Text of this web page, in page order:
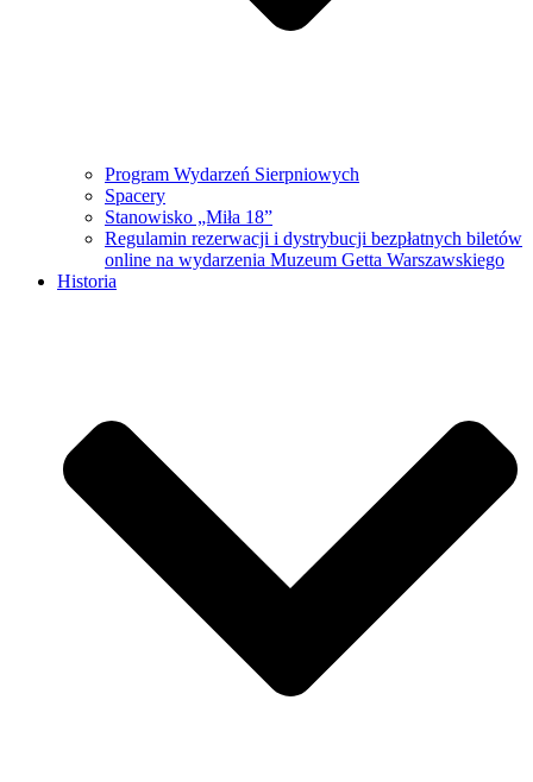
Program Wydarzeń Sierpniowych
Spacery
Stanowisko „Miła 18”
Regulamin rezerwacji i dystrybucji bezpłatnych biletów
online na wydarzenia Muzeum Getta Warszawskiego
Historia